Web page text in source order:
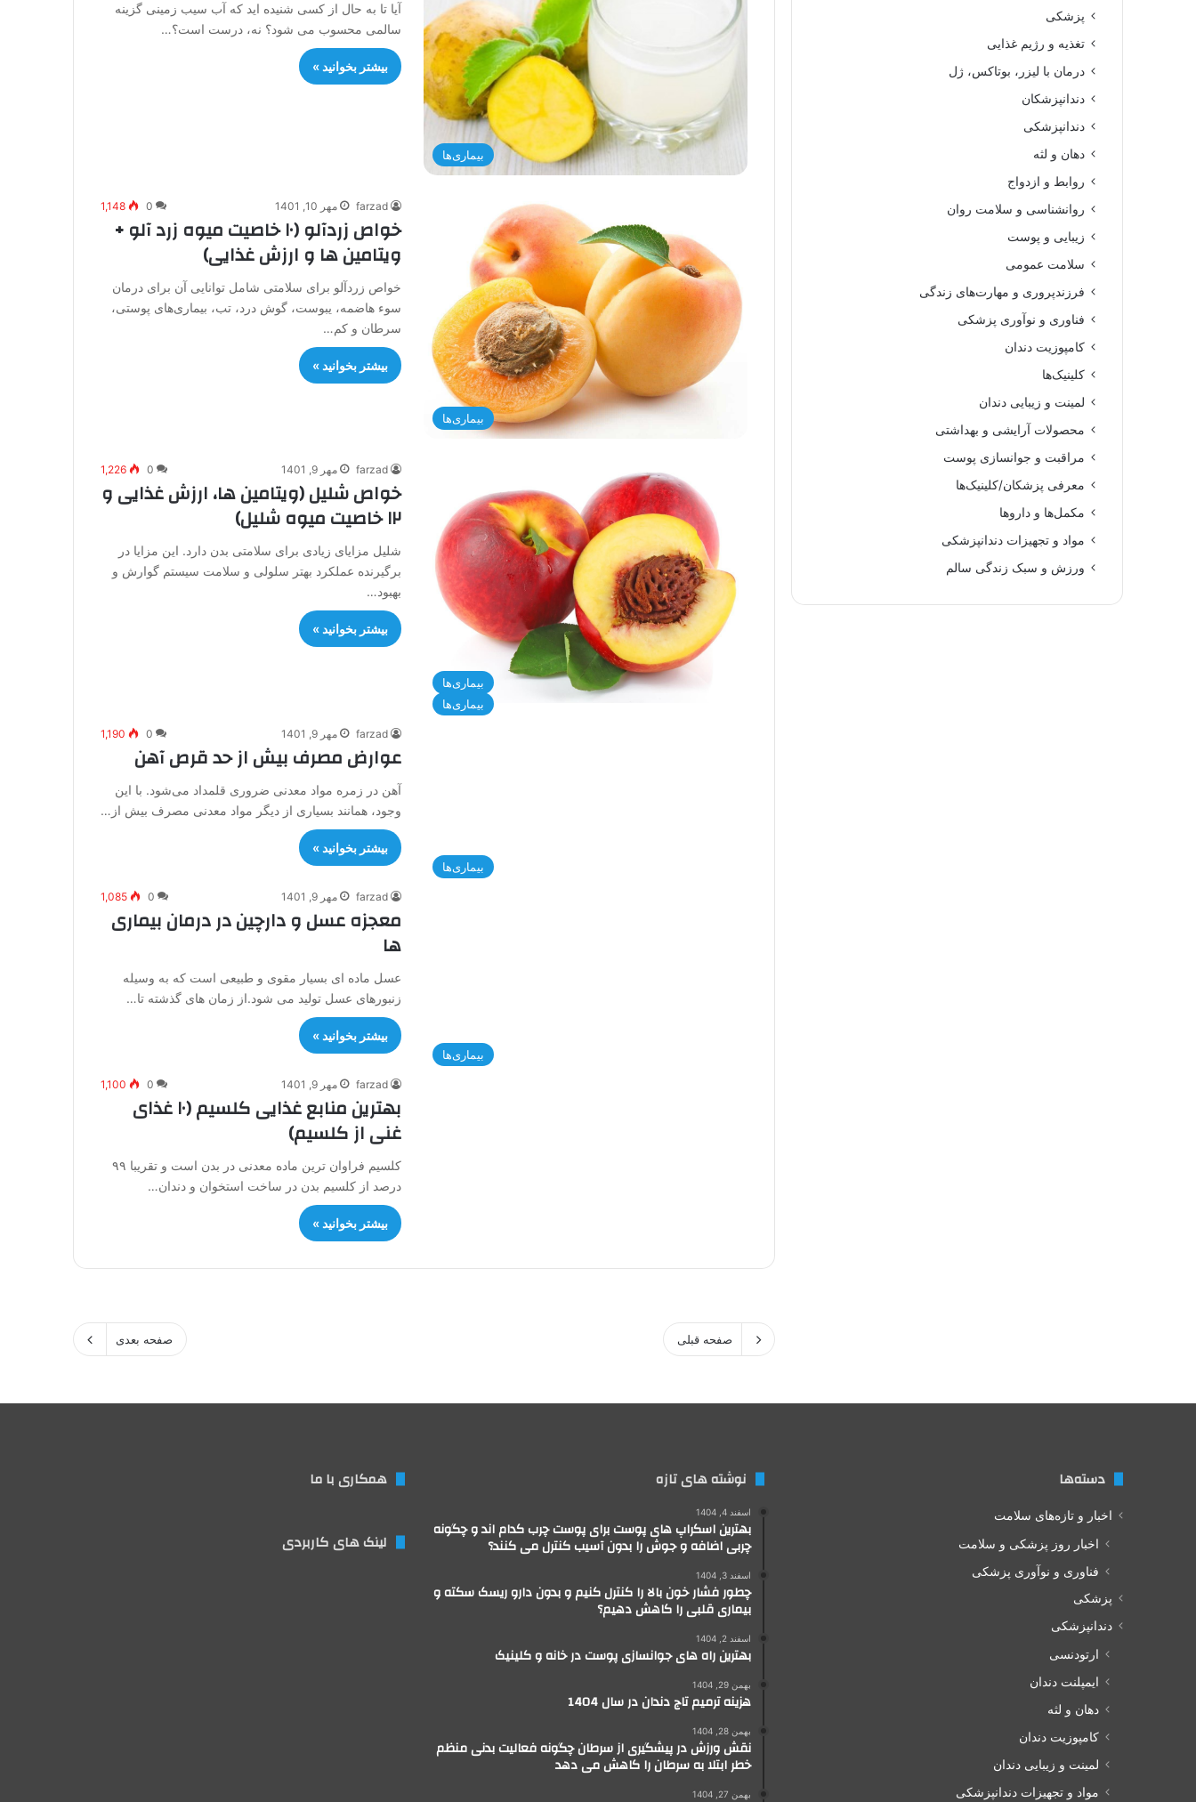
بیماری‌ها
آیا تا به حال از کسی شنیده اید که آب سیب زمینی گزینه
سالمی محسوب می شود؟ نه، درست است؟…
بیشتر بخوانید »
بیماری‌ها
farzad مهر 10, 1401 0
1,148
خواص زردآلو (۱۰ خاصیت میوه زرد آلو +
ویتامین ها و ارزش غذایی)
خواص زردآلو برای سلامتی شامل توانایی آن برای درمان
سوء هاضمه، یبوست، گوش درد، تب، بیماری‌های پوستی،
سرطان و کم…
بیشتر بخوانید »
بیماری‌ها
farzad مهر 9, 1401 0
1,226
خواص شلیل (ویتامین ها، ارزش غذایی و
۱۲ خاصیت میوه شلیل)
شلیل مزایای زیادی برای سلامتی بدن دارد. این مزایا در
برگیرنده عملکرد بهتر سلولی و سلامت سیستم گوارش و
بهبود…
بیشتر بخوانید »
بیماری‌ها
farzad مهر 9, 1401 0
1,190
عوارض مصرف بیش از حد قرص آهن
آهن در زمره مواد معدنی ضروری قلمداد می‌شود. با این
وجود، همانند بسیاری از دیگر مواد معدنی مصرف بیش از…
بیشتر بخوانید »
بیماری‌ها
farzad مهر 9, 1401 0
1,085
معجزه عسل و دارچین در درمان بیماری
ها
عسل ماده ای بسیار مقوی و طبیعی است که به وسیله
زنبورهای عسل تولید می شود.از زمان های گذشته تا…
بیشتر بخوانید »
بیماری‌ها
farzad مهر 9, 1401 0
1,100
بهترین منابع غذایی کلسیم (۱۰ غذای
غنی از کلسیم)
کلسیم فراوان ترین ماده معدنی در بدن است و تقریبا ۹۹
درصد از کلسیم بدن در ساخت استخوان و دندان…
بیشتر بخوانید »
صفحه قبلی صفحه بعدی
پزشکی
تغذیه و رژیم غذایی
درمان با لیزر، بوتاکس، ژل
دندانپزشکان
دندانپزشکی
دهان و لثه
روابط و ازدواج
روانشناسی و سلامت روان
زیبایی و پوست
سلامت عمومی
فرزندپروری و مهارت‌های زندگی
فناوری و نوآوری پزشکی
کامپوزیت دندان
کلینیک‌ها
لمینت و زیبایی دندان
محصولات آرایشی و بهداشتی
مراقبت و جوانسازی پوست
معرفی پزشکان/کلینیک‌ها
مکمل‌ها و داروها
مواد و تجهیزات دندانپزشکی
ورزش و سبک زندگی سالم
دسته‌ها
اخبار و تازه‌های سلامت
اخبار روز پزشکی و سلامت
فناوری و نوآوری پزشکی
پزشکی
دندانپزشکی
ارتودنسی
ایمپلنت دندان
دهان و لثه
کامپوزیت دندان
لمینت و زیبایی دندان
مواد و تجهیزات دندانپزشکی
نوشته های تازه
اسفند 4, 1404
بهترین اسکراپ های پوست برای پوست چرب کدام اند و چگونه
چربی اضافه و جوش را بدون آسیب کنترل می کنند؟
اسفند 3, 1404
چطور فشار خون بالا را کنترل کنیم و بدون دارو ریسک سکته و
بیماری قلبی را کاهش دهیم؟
اسفند 2, 1404
بهترین راه های جوانسازی پوست در خانه و کلینیک
بهمن 29, 1404
هزینه ترمیم تاج دندان در سال 1404
بهمن 28, 1404
نقش ورزش در پیشگیری از سرطان چگونه فعالیت بدنی منظم
خطر ابتلا به سرطان را کاهش می دهد
بهمن 27, 1404
همکاری با ما
لینک های کاربردی